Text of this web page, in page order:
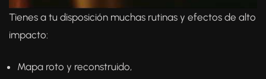
Tienes a tu disposición muchas rutinas y efectos de alto
impacto:
Mapa roto y reconstruido,